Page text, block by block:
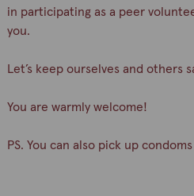
in participating as a peer
you.
Let’s keep ourselves and others
You are warmly welcome!
PS. You can also pick up